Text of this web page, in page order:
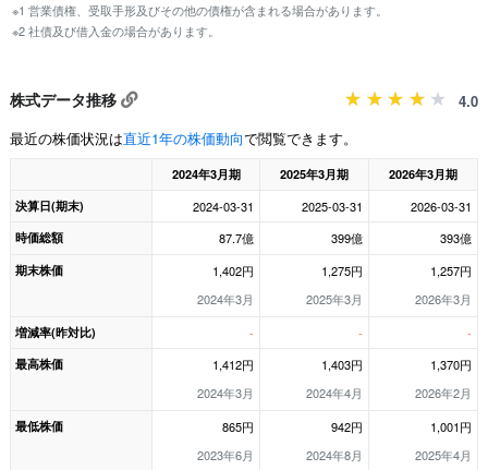
※1 営業債権、受取手形及びその他の債権が含まれる場合があります。
※2 社債及び借入金の場合があります。
株式データ推移
4.0
最近の株価状況は直近1年の株価動向で閲覧できます。
2024年3月期 2025年3月期
2026年3月期
決算日(期末)
2024-03-31 2025-03-31 2026-03-31
時価総額 87.7億 399億 393億
期末株価
1,402円
2024年3月
1,275円
2025年3月
1,257円
2026年3月
増減率(昨対比) - - -
最高株価
1,412円
2024年3月
1,403円
2024年4月
1,370円
2026年2月
最低株価
865円
2023年6月
942円
2024年8月
1,001円
2025年4月